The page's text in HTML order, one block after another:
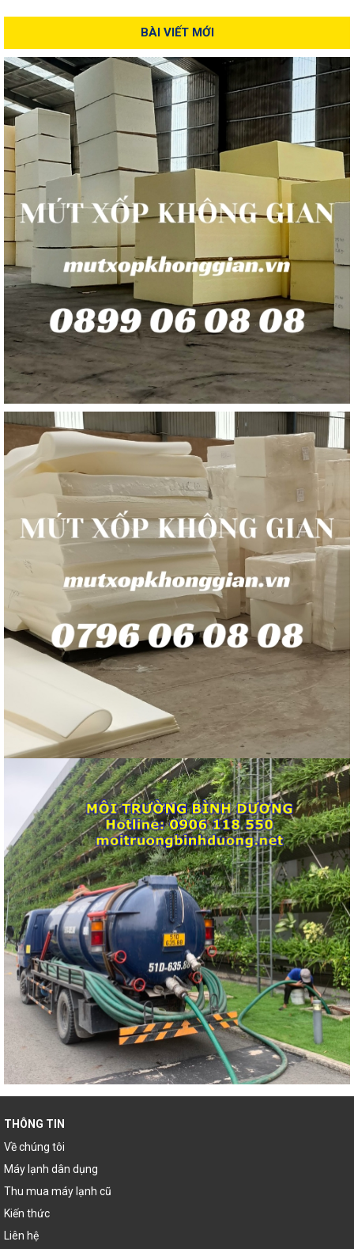
BÀI VIẾT MỚI
THÔNG TIN
Về chúng tôi
Máy lạnh dân dụng
Thu mua máy lạnh cũ
Kiến thức
Liên hệ